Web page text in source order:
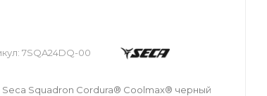
7SQA24DQ-00
Squadron Cordura® Coolmax® черный